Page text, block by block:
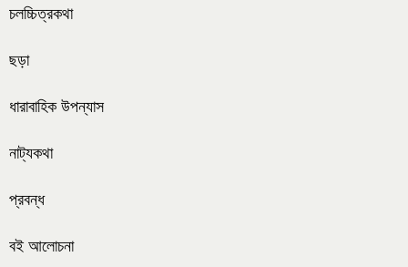
চলচ্চিত্রকথা
ছড়া
ধারাবাহিক উপন্যাস
নাট্যকথা
প্রবন্ধ
বই আলোচনা